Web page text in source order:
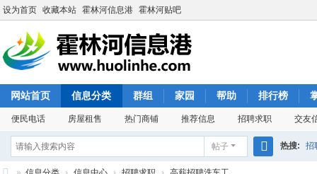
设为首页 收藏本站 霍林河信息港 霍林河贴吧
网站首页 信息分类 群组 家园 帮助 排行榜
便民电话 房屋租售 热门商铺 推荐信息 招聘求职 交友
帖子 热搜: 招